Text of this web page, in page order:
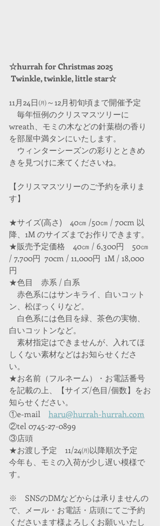
☆hurrah for Christmas 2025
Twinkle, twinkle, little star☆
11月24日㈪～12月初旬頃まで開催予定
毎年恒例のクリスマスツリーに
wreath、モミの木などの針葉樹の香り
を部屋中満タンにいたします。
ウィンターシーズンの彩りとときめ
きを見つけに来てくださいね。
【クリスマスツリーのご予約を承りま
す】
★サイズ(高さ)　40㎝ /50㎝ / 70cm 以
降、1M のサイズまでお作りできます。
★販売予定価格　40㎝ / 6,300円　50㎝
/ 7,700円  70cm / 11,000円  1M / 18,000
円
★色目　赤系 / 白系
赤色系にはサンキライ、白いコット
ン、松ぼっくりなど。
白色系には色目を緑、茶色の実物、
白いコットンなど。
素材指定はできませんが、入れてほ
しくない素材などはお知らせくださ
い。
★お名前（フルネーム）・お電話番号
を記載の上、【サイズ/色目/個数】をお
知らせください。
①e-mail haru@hurrah-hurrah.com
②tel 0745-27-0899
③店頭
★お渡し予定　11/24㈪以降順次予定
今年も、モミの入荷が少し遅い模様で
す。
※　SNSのDMなどからは承りませんの
で、メール・お電話・店頭にてご予約
くださいます様よろしくお願いいたし